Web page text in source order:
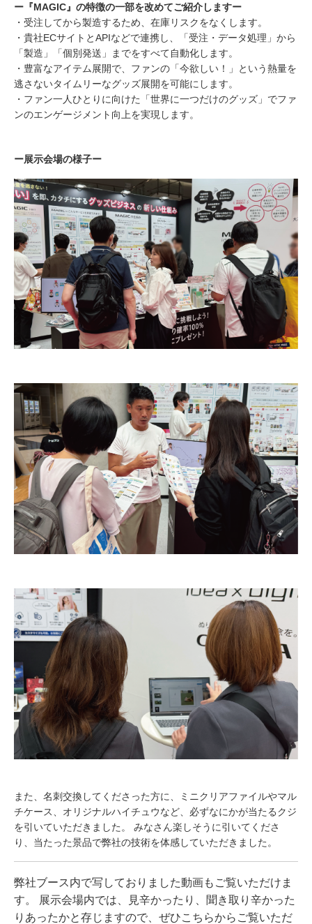
ー『MAGIC』の特徴の一部を改めてご紹介しますー
・受注してから製造するため、在庫リスクをなくします。
・貴社ECサイトとAPIなどで連携し、「受注・データ処理」から
「製造」「個別発送」までをすべて自動化します。
・豊富なアイテム展開で、ファンの「今欲しい！」という熱量を
逃さないタイムリーなグッズ展開を可能にします。
・ファン一人ひとりに向けた「世界に一つだけのグッズ」でファ
ンのエンゲージメント向上を実現します。
ー展示会場の様子ー
また、名刺交換してくださった方に、ミニクリアファイルやマル
チケース、オリジナルハイチュウなど、必ずなにかが当たるクジ
を引いていただきました。 みなさん楽しそうに引いてくださ
り、当たった景品で弊社の技術を体感していただきました。
弊社ブース内で写しておりました動画もご覧いただけま
す。 展示会場内では、見辛かったり、聞き取り辛かった
りあったかと存じますので、ぜひこちらからご覧いただ